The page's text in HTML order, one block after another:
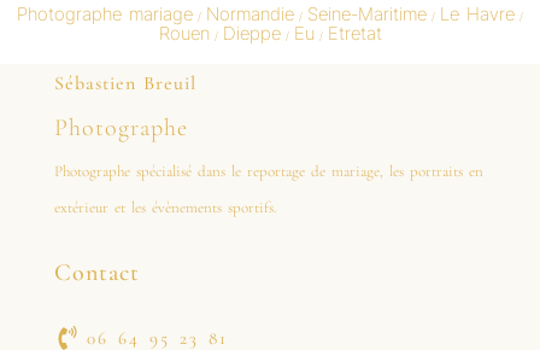
Photographe mariage / Normandie / Seine-Maritime / Le Havre /
Rouen / Dieppe/ Eu / Etretat
Sébastien Breuil
Photographe
Photographe spécialisé dans le reportage de mariage, les portraits en
extérieur et les évènements sportifs.
Contact
06 64 95 23 81